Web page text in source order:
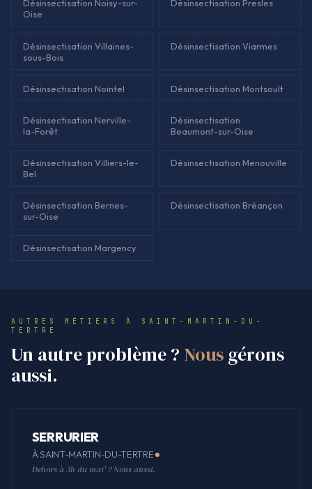
Désinsectisation Noisy-sur-
Oise
Désinsectisation Presles
Désinsectisation Villaines-
sous-Bois
Désinsectisation Viarmes
Désinsectisation Nointel Désinsectisation Montsoult
Désinsectisation Nerville-
la-Forêt
Désinsectisation
Beaumont-sur-Oise
Désinsectisation Villiers-le-
Bel
Désinsectisation Menouville
Désinsectisation Bernes-
sur-Oise
Désinsectisation Bréançon
Désinsectisation Margency
AUTRES MÉTIERS À SAINT-MARTIN-DU-
TERTRE
Un autre problème ? Nous gérons
aussi.
SERRURIER
À SAINT-MARTIN-DU-TERTRE
Dehors à 3h du mat' ? Nous aussi.